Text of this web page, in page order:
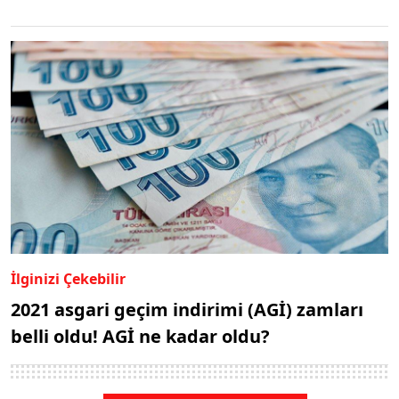
İlginizi Çekebilir
2021 asgari geçim indirimi (AGİ) zamları
belli oldu! AGİ ne kadar oldu?